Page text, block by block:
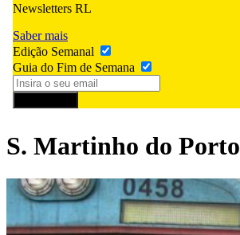
Newsletters RL
Saber mais
Edição Semanal
Guia do Fim de Semana
S. Martinho do Porto